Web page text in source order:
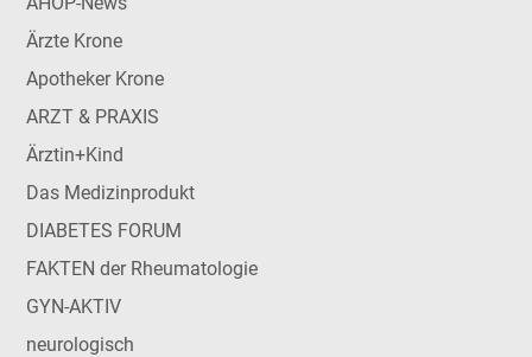
Ärzte Krone
Apotheker Krone
ARZT & PRAXIS
Ärztin+Kind
Das Medizinprodukt
DIABETES FORUM
FAKTEN der Rheumatologie
GYN-AKTIV
neurologisch